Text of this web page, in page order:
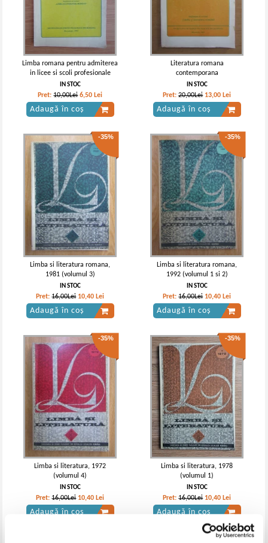
Limba romana pentru admiterea
in licee si scoli profesionale
IN STOC
Pret:10,00Lei 6,50 Lei
Adaugă în coș
Literatura romana
contemporana
IN STOC
Pret:20,00Lei 13,00 Lei
Adaugă în coș
-35%
Limba si literatura romana,
1981 (volumul 3)
IN STOC
Pret:16,00Lei 10,40 Lei
Adaugă în coș
-35%
Limba si literatura romana,
1992 (volumul 1 si 2)
IN STOC
Pret:16,00Lei 10,40 Lei
Adaugă în coș
-35%
Limba si literatura, 1972
(volumul 4)
IN STOC
Pret:16,00Lei 10,40 Lei
Adaugă în coș
-35%
Limba si literatura, 1978
(volumul 1)
IN STOC
Pret:16,00Lei 10,40 Lei
Adaugă în coș
-35%